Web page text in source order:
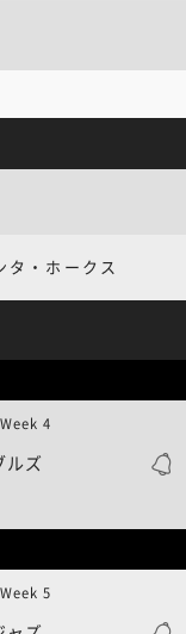
タ・ホークス
ルズ
4
5